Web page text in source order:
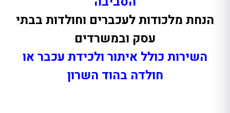
הנחת מלכודות לעכברים וחולדות בבתי
עסק ובמשרדים
השירות כולל איתור ולכידת עכבר או
חולדה בהוד השרון